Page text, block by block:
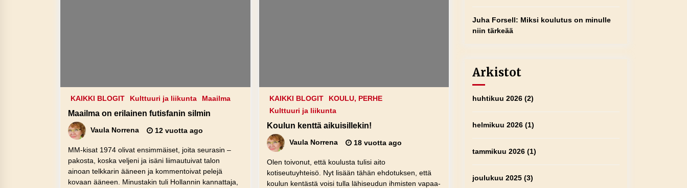
KAIKKI BLOGIT Kulttuuri ja liikunta Maailma
Maailma on erilainen futisfanin silmin
Vaula Norrena 12 vuotta ago
MM-kisat 1974 olivat ensimmäiset, joita seurasin –
pakosta, koska veljeni ja isäni liimautuivat talon
ainoan telkkarin ääneen ja kommentoivat pelejä
kovaan ääneen. Minustakin tuli Hollannin kannattaja,
KAIKKI BLOGIT
KOULU, PERHE
Kulttuuri ja liikunta
Koulun kenttä aikuisillekin!
Vaula Norrena 18 vuotta ago
Olen toivonut, että koulusta tulisi aito
kotiseutuyhteisö. Nyt lisään tähän ehdotuksen, että
koulun kentästä voisi tulla lähiseudun ihmisten vapaa-
Juha Forsell: Miksi koulutus on minulle
niin tärkeää
Arkistot
huhtikuu 2026 (2)
helmikuu 2026 (1)
tammikuu 2026 (1)
joulukuu 2025 (3)